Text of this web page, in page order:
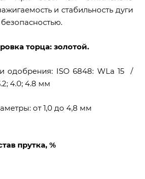
и стабильность дуги
торца: золотой.
одобрения: ISO 6848: WLa 15 /
4.0; 4.8 мм
от 1,0 до 4,8 мм
прутка, %